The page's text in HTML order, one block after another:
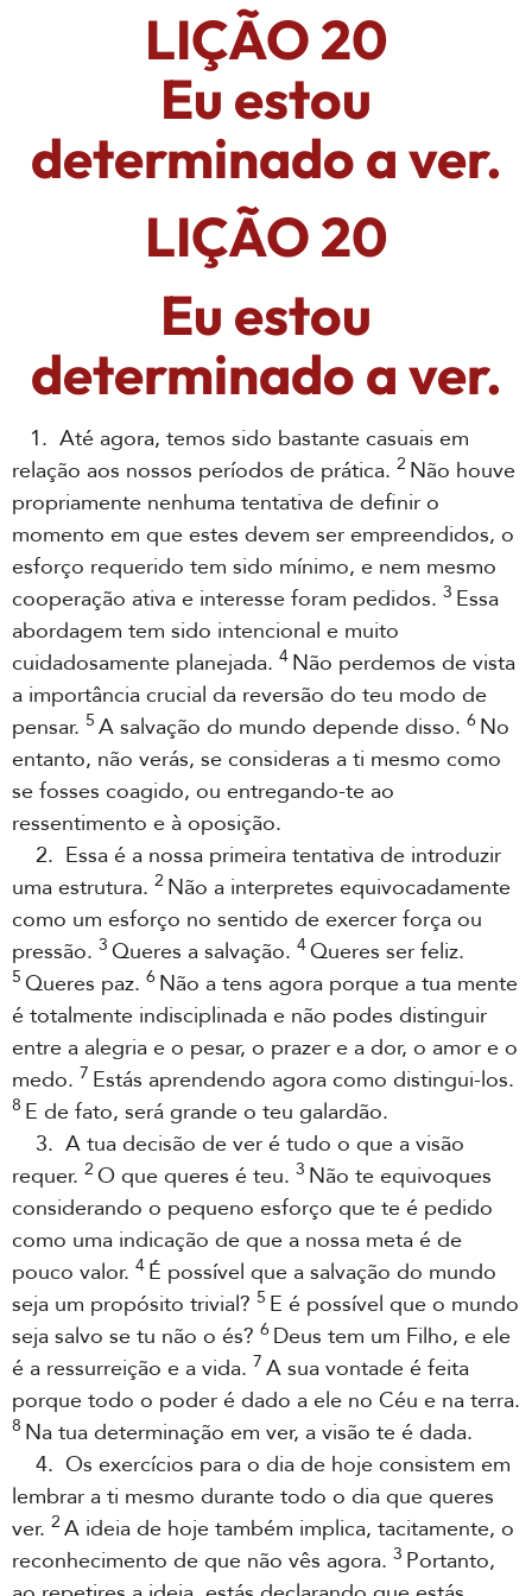
LIÇÃO 20
Eu estou
determinado a ver.
LIÇÃO 20
Eu estou
determinado a ver.
1. Até agora, temos sido bastante casuais em
relação aos nossos períodos de prática. 2 Não houve
propriamente nenhuma tentativa de definir o
momento em que estes devem ser empreendidos, o
esforço requerido tem sido mínimo, e nem mesmo
cooperação ativa e interesse foram pedidos. 3 Essa
abordagem tem sido intencional e muito
cuidadosamente planejada. 4 Não perdemos de vista
a importância crucial da reversão do teu modo de
pensar. 5 A salvação do mundo depende disso. 6 No
entanto, não verás, se consideras a ti mesmo como
se fosses coagido, ou entregando-te ao
ressentimento e à oposição.
2. Essa é a nossa primeira tentativa de introduzir
uma estrutura. 2 Não a interpretes equivocadamente
como um esforço no sentido de exercer força ou
pressão. 3 Queres a salvação. 4Queres ser feliz.
5 Queres paz. 6 Não a tens agora porque a tua mente
é totalmente indisciplinada e não podes distinguir
entre a alegria e o pesar, o prazer e a dor, o amor e o
medo. 7 Estás aprendendo agora como distingui-los.
8 E de fato, será grande o teu galardão.
3. A tua decisão de ver é tudo o que a visão
requer. 2 O que queres é teu. 3 Não te equivoques
considerando o pequeno esforço que te é pedido
como uma indicação de que a nossa meta é de
pouco valor. 4 É possível que a salvação do mundo
seja um propósito trivial? 5 E é possível que o mundo
seja salvo se tu não o és? 6 Deus tem um Filho, e ele
é a ressurreição e a vida. 7 A sua vontade é feita
porque todo o poder é dado a ele no Céu e na terra.
8 Na tua determinação em ver, a visão te é dada.
4. Os exercícios para o dia de hoje consistem em
lembrar a ti mesmo durante todo o dia que queres
ver. 2 A ideia de hoje também implica, tacitamente, o
reconhecimento de que não vês agora. 3 Portanto,